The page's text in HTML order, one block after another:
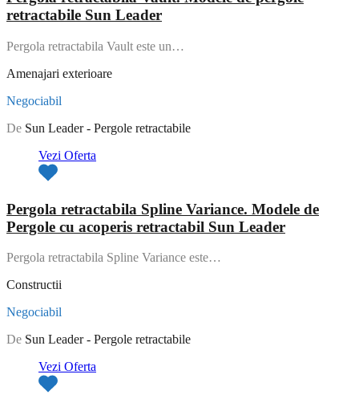
retractabile Sun Leader
Pergola retractabila Vault este un…
Amenajari exterioare
Negociabil
De Sun Leader - Pergole retractabile
Vezi Oferta
Pergola retractabila Spline Variance. Modele de
Pergole cu acoperis retractabil Sun Leader
Pergola retractabila Spline Variance este…
Constructii
Negociabil
De Sun Leader - Pergole retractabile
Vezi Oferta